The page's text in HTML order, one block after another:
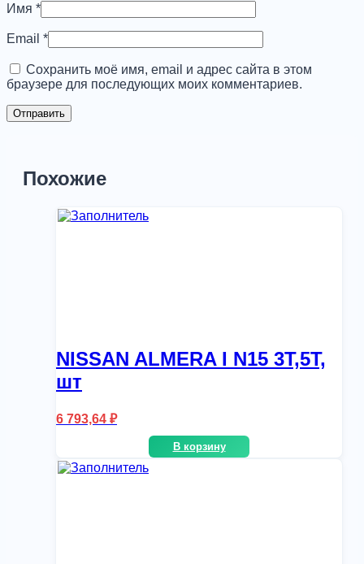
Имя *
Email *
Сохранить моё имя, email и адрес сайта в этом
браузере для последующих моих комментариев.
Похожие
NISSAN ALMERA I N15 3T,5T,
шт
6 793,64 ₽
В корзину